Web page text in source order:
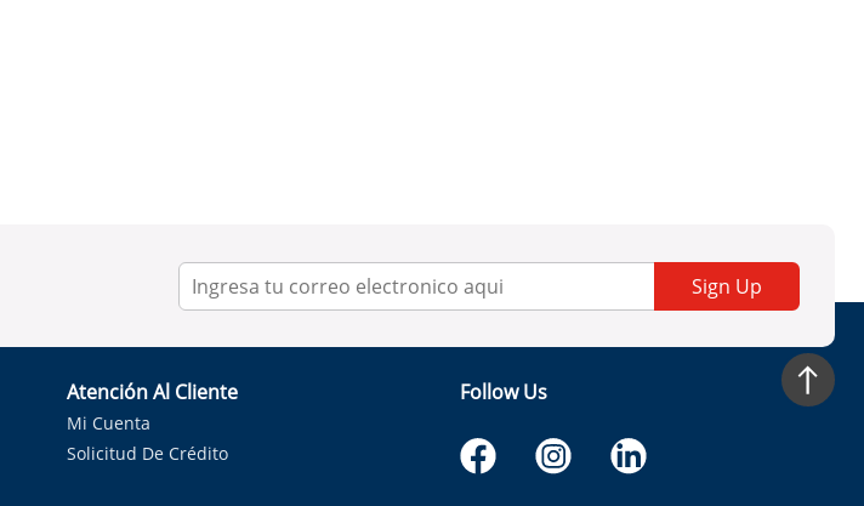
Sign Up
Atención Al Cliente
Mi Cuenta
Solicitud De Crédito
Follow Us